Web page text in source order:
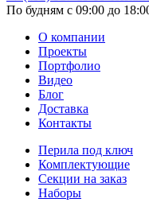
По будням с 09:00 до
О компании
Проекты
Портфолио
Видео
Блог
Доставка
Контакты
Перила под ключ
Комплектующие
Секции на заказ
Наборы